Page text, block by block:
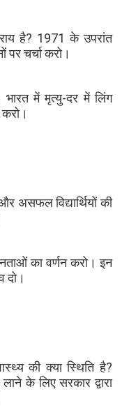
है? 1971 के उपरांत
चर्चा करो।
भारत में मृत्यु-दर में लिंग
असफल विद्यार्थियों की
का वर्णन करो। इन
दो।
की क्या स्थिति है?
के लिए सरकार द्वारा